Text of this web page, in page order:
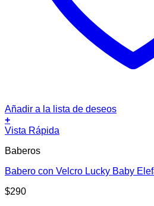
Añadir a la lista de deseos
+
Vista Rápida
Baberos
Babero con Velcro Lucky Baby
$290